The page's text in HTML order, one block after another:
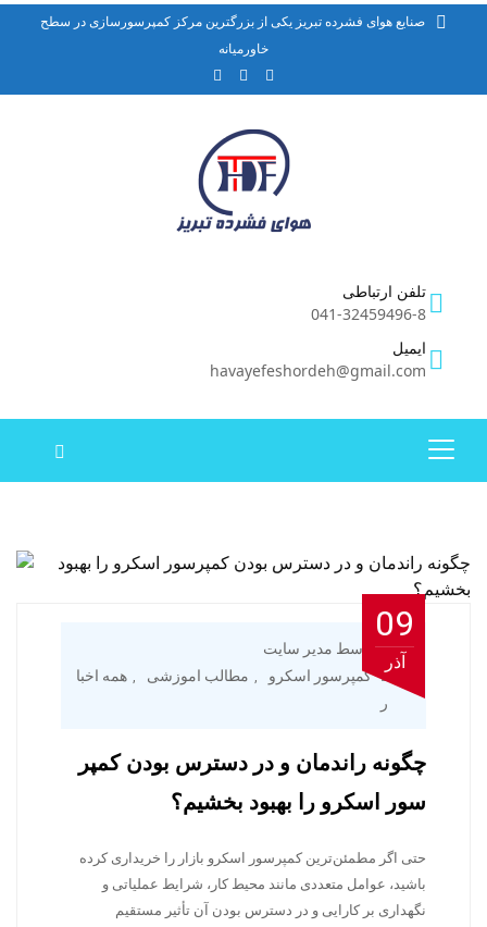
صنایع هوای فشرده تبریز یکی از بزرگترین مرکز کمپرسورسازی در سطح
خاورمیانه
تلفن ارتباطی
041-32459496-8
ایمیل
havayefeshordeh@gmail.com
09
آذر
توسط مدیر سایت
کمپرسور اسکرو
, مطالب اموزشی , همه اخبا
ر
چگونه راندمان و در دسترس بودن کمپر
سور اسکرو را بهبود بخشیم؟
حتی اگر مطمئن‌ترین کمپرسور اسکرو بازار را خریداری کرده
باشید، عوامل متعددی مانند محیط کار، شرایط عملیاتی و
نگهداری بر کارایی و در دسترس بودن آن تأثیر مستقیم